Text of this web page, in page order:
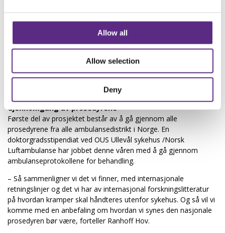
Allow all
Allow selection
Deny
anfall, sier Taubøll. – Ambulansepersonell kan tro anfallet
skyldes rus, alkohol eller diabetes. Vi har opplevd at folk har blitt
tatt med av politiet når de har anfall. Ved bedre kunnskap hos
ambulansepersonell, kan vi også unngå at de gir medisiner der
det ikke er nødvendig, for eksempel at de gir epilepsimedisin til
Gjennomgang av prosedyrene
Første del av prosjektet består av å gå gjennom alle
prosedyrene fra alle ambulansedistrikt i Norge. En
doktorgradsstipendiat ved OUS Ullevål sykehus /Norsk
Luftambulanse har jobbet denne våren med å gå gjennom
ambulanseprotokollene for behandling.
– Så sammenligner vi det vi finner, med internasjonale
retningslinjer og det vi har av internasjonal forskningslitteratur
på hvordan kramper skal håndteres utenfor sykehus. Og så vil vi
komme med en anbefaling om hvordan vi synes den nasjonale
prosedyren bør være, forteller Ranhoff Hov.